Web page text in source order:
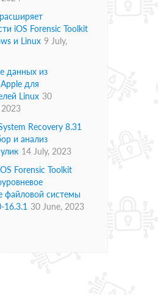
iOS Forensic Toolkit
и Linux 9 July,
данных из
для
Linux 30
2023
Recovery 8.31
и анализ
14 July, 2023
Forensic Toolkit
файловой системы
16.3.1 30 June, 2023